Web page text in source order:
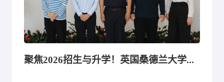
聚焦2026招生与升学！英国桑德兰大学代表团参访交大教育集团